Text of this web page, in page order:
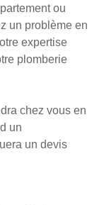
ou
un problème en
expertise
plomberie
chez vous en
un
un devis